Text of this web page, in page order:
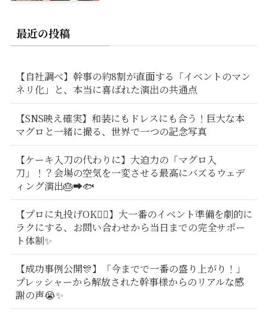
最近の投稿
【自社調べ】幹事の約8割が直面する「イベントのマン
ネリ化」と、本当に喜ばれた演出の共通点
【SNS映え確実】和装にもドレスにも合う！巨大な本
マグロと一緒に撮る、世界で一つの記念写真
【ケーキ入刀の代わりに】大迫力の「マグロ入
刀」！？会場の空気を一変させる最高にバズるウェデ
ィング演出🎂➡️🐟
【プロに丸投げOK🙆‍♂️】大一番のイベント準備を劇的に
ラクにする、お問い合わせから当日までの完全サポー
ト体制✨
【成功事例公開🎊】「今までで一番の盛り上がり！」
プレッシャーから解放された幹事様からのリアルな感
謝の声😭✨